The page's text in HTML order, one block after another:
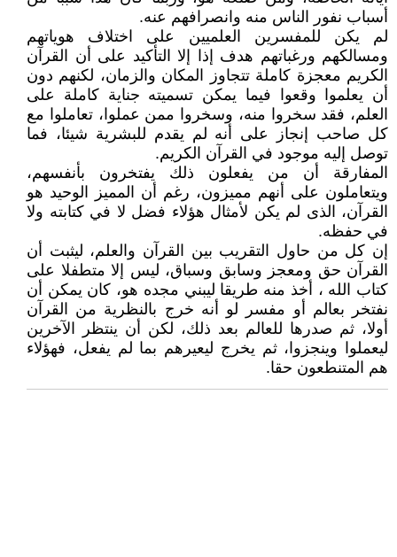
أسباب نفور الناس منه وانصرافهم عنه.
لم يكن للمفسرين العلميين على اختلاف هوياتهم
ومسالكهم ورغباتهم هدف إذا إلا التأكيد على أن القرآن
الكريم معجزة كاملة تتجاوز المكان والزمان، لكنهم دون
أن يعلموا وقعوا فيما يمكن تسميته جناية كاملة على
العلم، فقد سخروا منه، وسخروا ممن عملوا، تعاملوا مع
كل صاحب إنجاز على أنه لم يقدم للبشرية شيئا، فما
توصل إليه موجود في القرآن الكريم.
المفارقة أن من يفعلون ذلك يفتخرون بأنفسهم،
ويتعاملون على أنهم مميزون، رغم أن المميز الوحيد هو
القرآن، الذى لم يكن لأمثال هؤلاء فضل لا في كتابته ولا
في حفظه.
إن كل من حاول التقريب بين القرآن والعلم، ليثبت أن
القرآن حق ومعجز وسابق وسباق، ليس إلا متطفلا على
كتاب الله ، أخذ منه طريقا ليبني مجده هو، كان يمكن أن
نفتخر بعالم أو مفسر لو أنه خرج بالنظرية من القرآن
أولا، ثم صدرها للعالم بعد ذلك، لكن أن ينتظر الآخرين
ليعملوا وينجزوا، ثم يخرج ليعيرهم بما لم يفعل، فهؤلاء
هم المتنطعون حقا.